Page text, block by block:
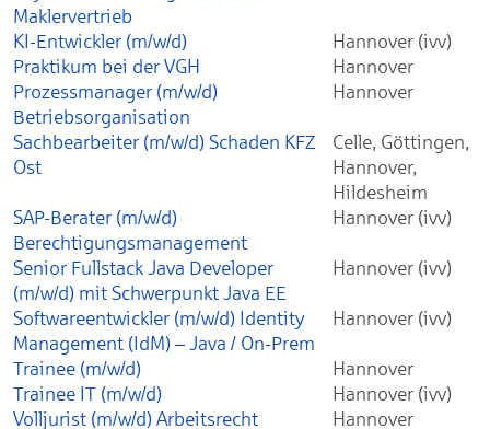
Maklervertrieb
KI-Entwickler (m/w/d)
Hannover (ivv)
Praktikum bei der VGH
Hannover
Prozessmanager (m/w/d)
Betriebsorganisation
Hannover
Sachbearbeiter (m/w/d) Schaden KFZ
Ost
Celle, Göttingen,
Hannover,
Hildesheim
SAP-Berater (m/w/d)
Berechtigungsmanagement
Hannover (ivv)
Senior Fullstack Java Developer
(m/w/d) mit Schwerpunkt Java EE
Hannover (ivv)
Softwareentwickler (m/w/d) Identity
Management (IdM) – Java / On-Prem
Hannover (ivv)
Trainee (m/w/d)
Hannover
Trainee IT (m/w/d)
Hannover (ivv)
Volljurist (m/w/d) Arbeitsrecht
Hannover